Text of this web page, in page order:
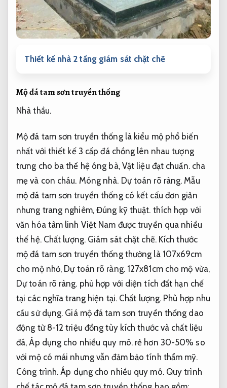
Thiết kế nhà 2 tầng giám sát chặt chẽ
Mộ đá tam sơn truyền thống
Nhà thầu.
Mộ đá tam sơn truyền thống là kiểu mộ phổ biến
nhất với thiết kế 3 cấp đá chồng lên nhau tượng
trưng cho ba thế hệ ông bà, Vật liệu đạt chuẩn.cha
mẹ và con cháu. Móng nhà. Dự toán rõ ràng. Mẫu
mộ đá tam sơn truyền thống có kết cấu đơn giản
nhưng trang nghiêm, Đúng kỹ thuật. thích hợp với
văn hóa tâm linh Việt Nam được truyền qua nhiều
thế hệ. Chất lượng. Giám sát chặt chẽ.Kích thước
mộ đá tam sơn truyền thống thường là 107x69cm
cho mộ nhỏ, Dự toán rõ ràng.127x81cm cho mộ vừa,
Dự toán rõ ràng. phù hợp với diện tích đất hạn chế
tại các nghĩa trang hiện tại. Chất lượng. Phù hợp nhu
cầu sử dụng. Giá mộ đá tam sơn truyền thống dao
động từ 8-12 triệu đồng tùy kích thước và chất liệu
đá,Áp dụng cho nhiều quy mô.rẻ hơn 30-50% so
với mộ có mái nhưng vẫn đảm bảo tính thẩm mỹ.
Công trình. Áp dụng cho nhiều quy mô.Quy trình